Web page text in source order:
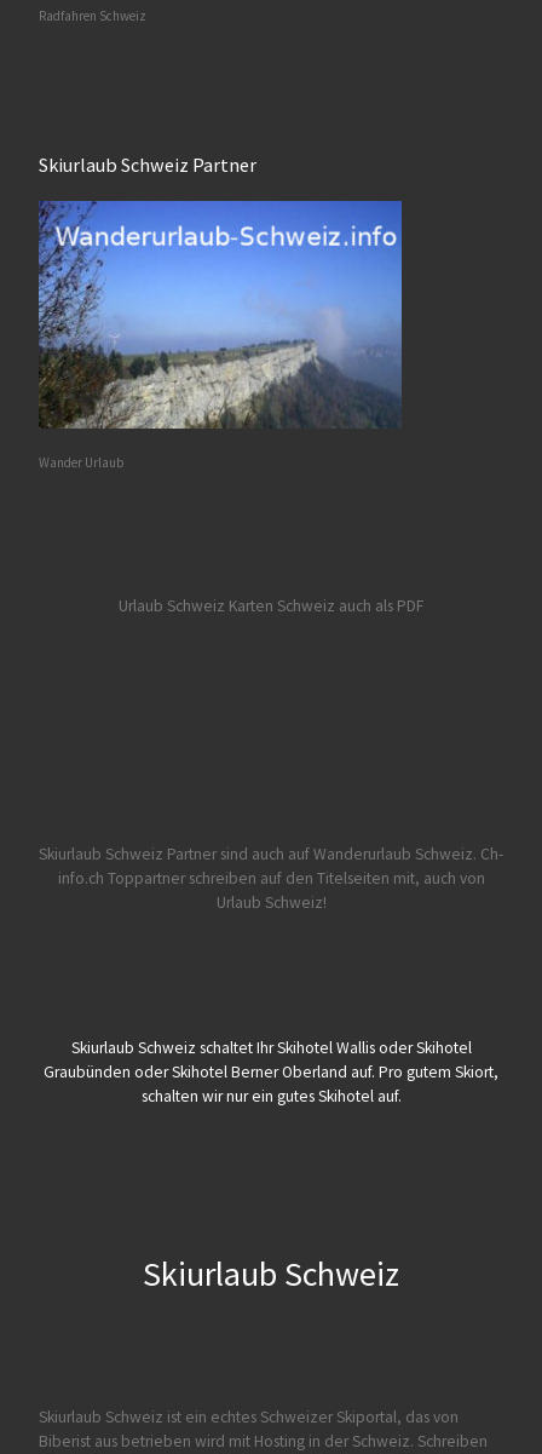
Radfahren Schweiz
Skiurlaub Schweiz Partner
Wander Urlaub
Urlaub Schweiz Karten Schweiz auch als PDF
Skiurlaub Schweiz Partner sind auch auf Wanderurlaub Schweiz. Ch-
info.ch Toppartner schreiben auf den Titelseiten mit, auch von
Urlaub Schweiz!
Skiurlaub Schweiz schaltet Ihr Skihotel Wallis oder Skihotel
Graubünden oder Skihotel Berner Oberland auf. Pro gutem Skiort,
schalten wir nur ein gutes Skihotel auf.
Skiurlaub Schweiz
Skiurlaub Schweiz ist ein echtes Schweizer Skiportal, das von
Biberist aus betrieben wird mit Hosting in der Schweiz. Schreiben